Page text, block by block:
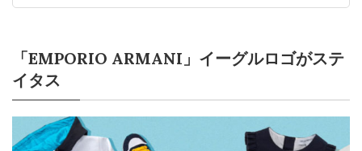
「EMPORIO ARMANI」イーグルロゴがステ
イタス